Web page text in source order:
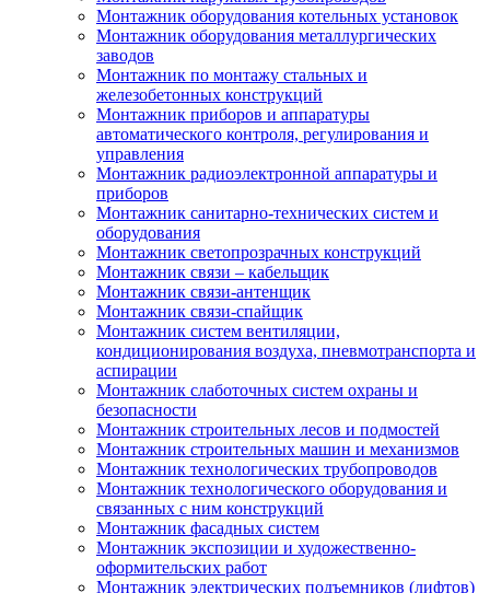
Монтажник оборудования котельных установок
Монтажник оборудования металлургических
заводов
Монтажник по монтажу стальных и
железобетонных конструкций
Монтажник приборов и аппаратуры
автоматического контроля, регулирования и
управления
Монтажник радиоэлектронной аппаратуры и
приборов
Монтажник санитарно-технических систем и
оборудования
Монтажник светопрозрачных конструкций
Монтажник связи – кабельщик
Монтажник связи-антенщик
Монтажник связи-спайщик
Монтажник систем вентиляции,
кондиционирования воздуха, пневмотранспорта и
аспирации
Монтажник слаботочных систем охраны и
безопасности
Монтажник строительных лесов и подмостей
Монтажник строительных машин и механизмов
Монтажник технологических трубопроводов
Монтажник технологического оборудования и
связанных с ним конструкций
Монтажник фасадных систем
Монтажник экспозиции и художественно-
оформительских работ
Монтажник электрических подъемников (лифтов)